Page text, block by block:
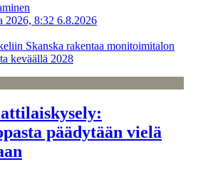
2026, 8:32 6.8.2026
Skanska rakentaa monitoimitalon
keväällä 2028
päädytään vielä